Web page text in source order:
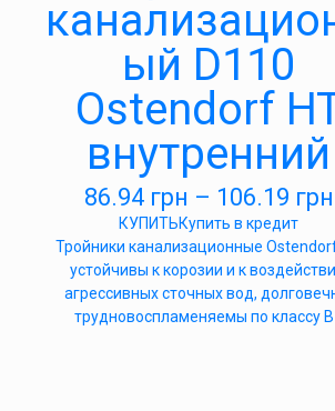
ый D110
Ostendorf
внутренний
86.94 грн – 106.19 грн
КУПИТЬКупить в кредит
Тройники канализационные
устойчивы к корозии и к
агрессивных сточных вод,
трудновоспламеняемы по классу